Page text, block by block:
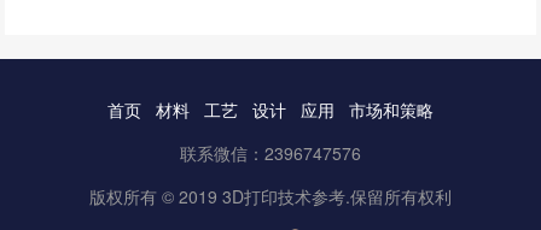
首页 材料 工艺 设计 应用
市场和策略
联系微信：2396747576
版权所有 © 2019 3D打印技术参考.保留所有权利